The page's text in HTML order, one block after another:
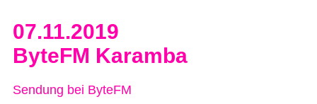
07.11.2019
ByteFM Karamba
Sendung bei ByteFM